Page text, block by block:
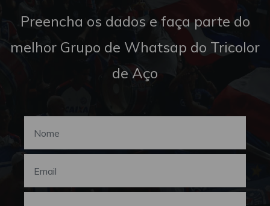
Preencha os dados e faça parte do
melhor Grupo de Whatsap do Tricolor
de Aço